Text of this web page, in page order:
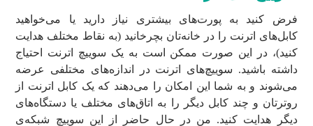
فرض کنید به پورت‌های بیشتری نیاز دارید یا می‌خواهید
کابل‌های اترنت را در خانه‌تان بچرخانید (به نقاط مختلف هدایت
کنید)، در این صورت ممکن است به یک سوییچ اترنت احتیاج
داشته باشید. سوییچ‌های اترنت در اندازه‌های مختلفی عرضه
می‌شوند و به شما این امکان را می‌دهند که یک کابل اترنت از
روترتان و چند کابل دیگر را به اتاق‌های مختلف یا دستگاه‌های
دیگر هدایت کنید. من در حال حاضر از این سوییچ شبکه‌ی